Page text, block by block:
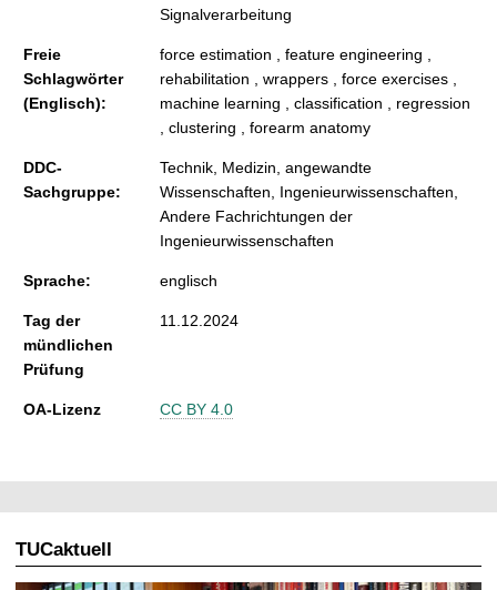
Signalverarbeitung
Freie
Schlagwörter
(Englisch):
force estimation , feature engineering ,
rehabilitation , wrappers , force exercises ,
machine learning , classification , regression
, clustering , forearm anatomy
DDC-
Sachgruppe:
Technik, Medizin, angewandte
Wissenschaften, Ingenieurwissenschaften,
Andere Fachrichtungen der
Ingenieurwissenschaften
Sprache: englisch
Tag der
mündlichen
Prüfung
11.12.2024
OA-Lizenz CC BY 4.0
TUCaktuell